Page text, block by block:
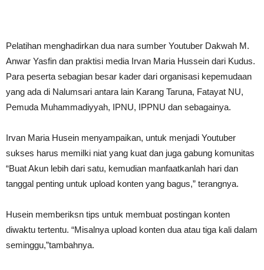
Pelatihan menghadirkan dua nara sumber Youtuber Dakwah M.
Anwar Yasfin dan praktisi media Irvan Maria Hussein dari Kudus.
Para peserta sebagian besar kader dari organisasi kepemudaan
yang ada di Nalumsari antara lain Karang Taruna, Fatayat NU,
Pemuda Muhammadiyyah, IPNU, IPPNU dan sebagainya.
Irvan Maria Husein menyampaikan, untuk menjadi Youtuber
sukses harus memilki niat yang kuat dan juga gabung komunitas
“Buat Akun lebih dari satu, kemudian manfaatkanlah hari dan
tanggal penting untuk upload konten yang bagus,” terangnya.
Husein memberiksn tips untuk membuat postingan konten
diwaktu tertentu. “Misalnya upload konten dua atau tiga kali dalam
seminggu,”tambahnya.